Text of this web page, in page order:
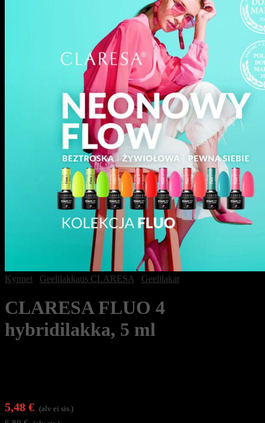
Kynnet Geelilakkaus CLARESA Geelilakat
CLARESA FLUO 4
hybridilakka, 5 ml
5,48 € (alv ei sis.)